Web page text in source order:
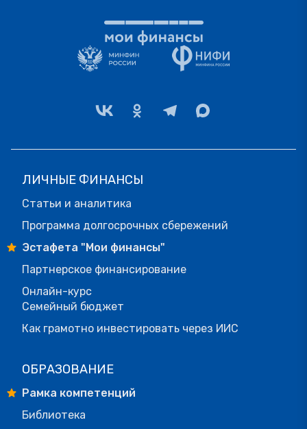
ЛИЧНЫЕ ФИНАНСЫ
Статьи и аналитика
Программа долгосрочных сбережений
Эстафета "Мои финансы"
Партнерское финансирование
Онлайн-курс
Семейный бюджет
Как грамотно инвестировать через ИИС
ОБРАЗОВАНИЕ
Рамка компетенций
Библиотека